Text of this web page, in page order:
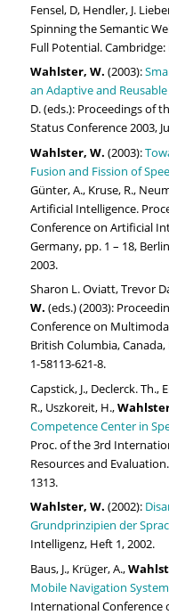
Fensel, D, Hendler, J.
Spinning the Semantic
Full Potential. Cambridge:
Wahlster, W. (2003):
an Adaptive and
D. (eds.): Proceedings of
Status Conference 2003,
Wahlster, W. (2003):
Fusion and Fission of
Günter, A., Kruse, R.,
Artificial Intelligence.
Conference on Artificial
Germany, pp. 1 – 18,
2003.
Sharon L. Oviatt, Trevor
W. (eds.) (2003):
Conference on
British Columbia, Canada,
1-58113-621-8.
Capstick, J., Declerck. Th.,
R., Uszkoreit, H.,
Competence Center in
Proc. of the 3rd
Resources and
1313.
Wahlster, W. (2002):
Grundprinzipien der
Intelligenz, Heft 1, 2002.
Baus, J., Krüger, A.,
Mobile Navigation System
International Conference